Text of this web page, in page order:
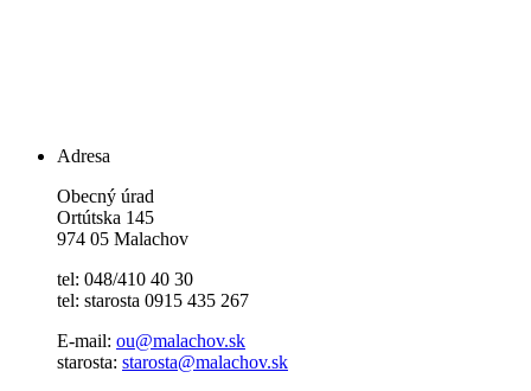
Adresa
Obecný úrad
Ortútska 145
974 05 Malachov
tel: 048/410 40 30
tel: starosta 0915 435 267
E-mail: ou@malachov.sk
starosta: starosta@malachov.sk